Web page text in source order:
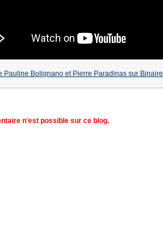
Pauline Bolignano et Pierre Paradinas sur Binaire
n'est possible sur ce blog.